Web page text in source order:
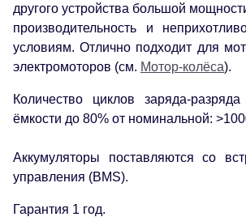
другого устройства большой
производительность и
условиям. Отлично подходит для
электромоторов (см. Мотор-колёса).
Количество циклов заряда-
ёмкости до 80% от номинальной:
Аккумуляторы поставляются со
управления (BMS).
Гарантия 1 год.